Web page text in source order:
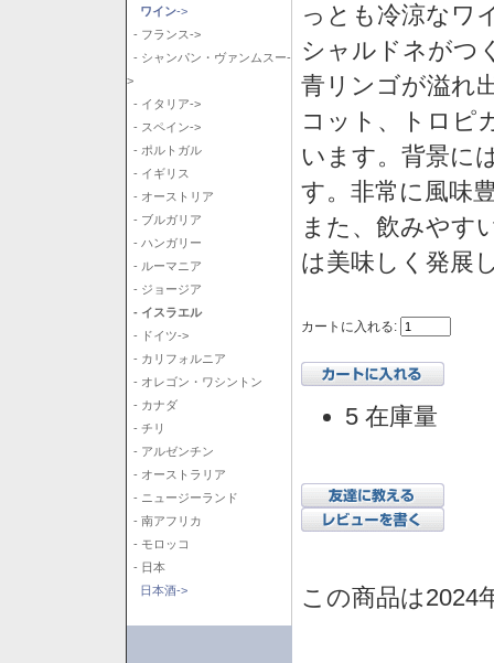
ワイン->
- フランス->
- シャンパン・ヴァンムスー-
>
- イタリア->
- スペイン->
- ポルトガル
- イギリス
- オーストリア
- ブルガリア
- ハンガリー
- ルーマニア
- ジョージア
- イスラエル
- ドイツ->
- カリフォルニア
- オレゴン・ワシントン
- カナダ
- チリ
- アルゼンチン
- オーストラリア
- ニュージーランド
- 南アフリカ
- モロッコ
- 日本
日本酒->
っとも冷涼なワ
シャルドネがつ
青リンゴが溢れ
コット、トロピ
います。背景に
す。非常に風味
また、飲みやす
は美味しく発展
カートに入れる:
5 在庫量
この商品は2024